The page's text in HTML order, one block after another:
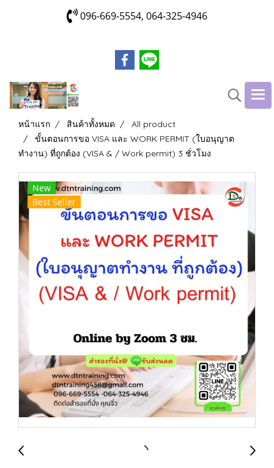
096-669-5554, 064-325-4946
หน้าแรก สินค้าทั้งหมด
All product
ขั้นตอนการขอ VISA และ WORK PERMIT (ใบอนุญาต
ทำงาน) ที่ถูกต้อง (VISA & / Work permit) 3 ชั่วโมง
New
Best Seller